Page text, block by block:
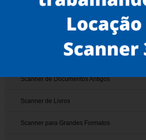
Scanner de Documentos
Scanner de Documentos Antigos
Scanner de Livros
Scanner para Grandes Formatos